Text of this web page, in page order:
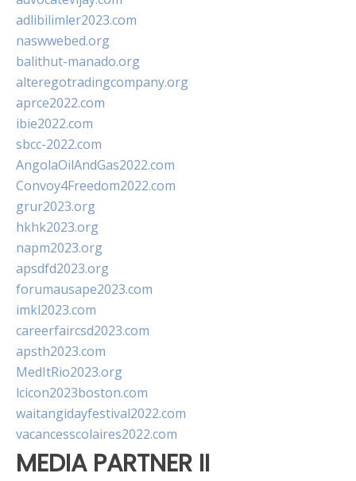
adlibilimler2023.com
naswwebed.org
balithut-manado.org
alteregotradingcompany.org
aprce2022.com
ibie2022.com
sbcc-2022.com
AngolaOilAndGas2022.com
Convoy4Freedom2022.com
grur2023.org
hkhk2023.org
napm2023.org
apsdfd2023.org
forumausape2023.com
imkl2023.com
careerfaircsd2023.com
apsth2023.com
MedItRio2023.org
lcicon2023boston.com
waitangidayfestival2022.com
vacancesscolaires2022.com
MEDIA PARTNER II